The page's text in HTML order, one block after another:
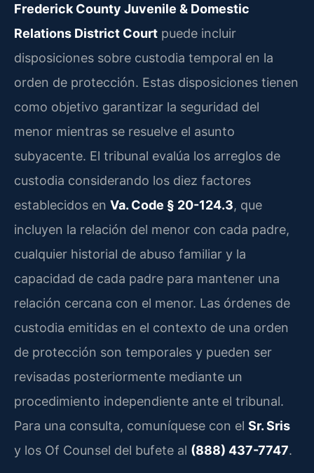
Frederick County Juvenile & Domestic
Relations District Court puede incluir
disposiciones sobre custodia temporal en la
orden de protección. Estas disposiciones tienen
como objetivo garantizar la seguridad del
menor mientras se resuelve el asunto
subyacente. El tribunal evalúa los arreglos de
custodia considerando los diez factores
establecidos en Va. Code § 20-124.3, que
incluyen la relación del menor con cada padre,
cualquier historial de abuso familiar y la
capacidad de cada padre para mantener una
relación cercana con el menor. Las órdenes de
custodia emitidas en el contexto de una orden
de protección son temporales y pueden ser
revisadas posteriormente mediante un
procedimiento independiente ante el tribunal.
Para una consulta, comuníquese con el Sr. Sris
y los Of Counsel del bufete al (888) 437-7747.